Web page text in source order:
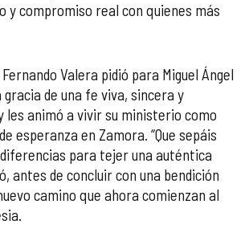
y compromiso real con quienes más
Valera pidió para Miguel Ángel
gracia de una fe viva, sincera y
les animó a vivir su ministerio como
esperanza en Zamora. “Que sepáis
para tejer una auténtica
antes de concluir con una bendición
camino que ahora comienzan al